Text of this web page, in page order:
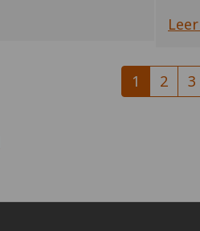
Página
actual
1 Página
2 3